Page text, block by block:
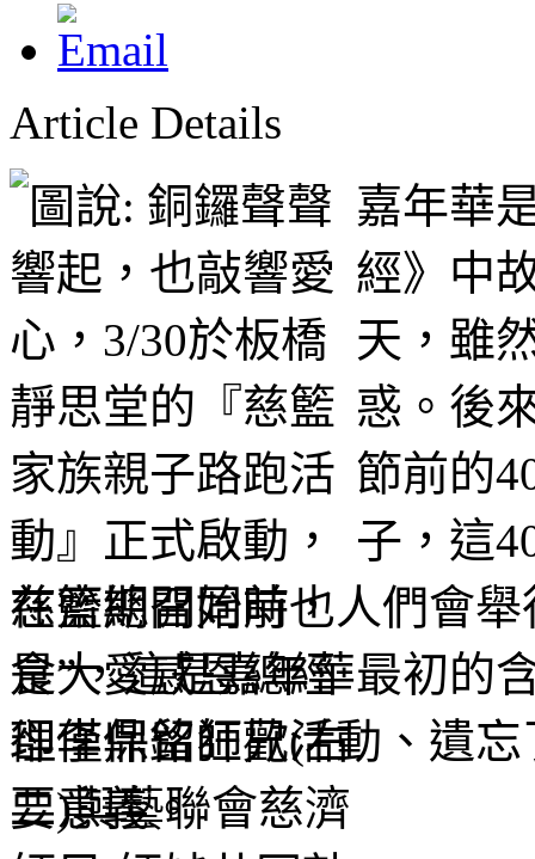
Article Details
嘉年華
經》中
天，雖
惑。後
節前的
子，這
在齋期開始前，人們會
食”，這是嘉年華最初的
卻僅保留狂歡活動、遺
要意義。